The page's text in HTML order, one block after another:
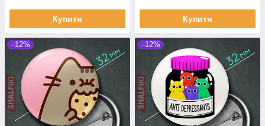
Купити Купити
–12% –12%